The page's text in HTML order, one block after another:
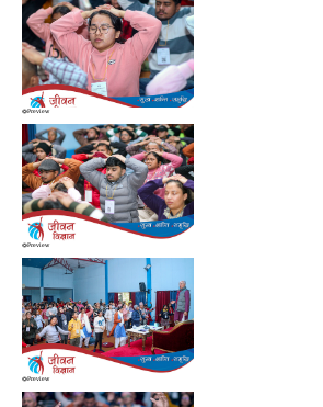
Preview
Preview
Preview